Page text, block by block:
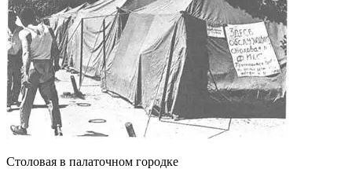
Столовая в палаточном городке